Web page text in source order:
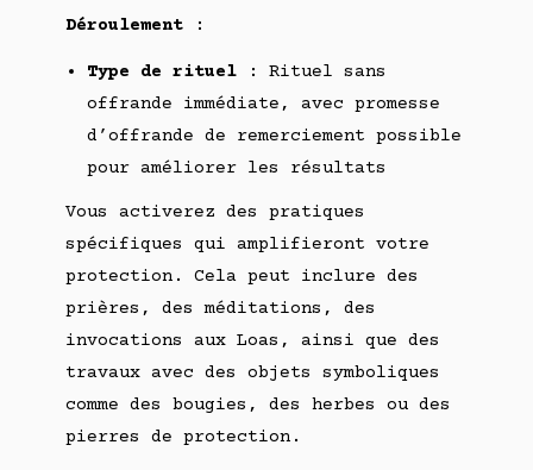
Déroulement :
Type de rituel : Rituel sans
offrande immédiate, avec promesse
d’offrande de remerciement possible
pour améliorer les résultats
Vous activerez des pratiques
spécifiques qui amplifieront votre
protection. Cela peut inclure des
prières, des méditations, des
invocations aux Loas, ainsi que des
travaux avec des objets symboliques
comme des bougies, des herbes ou des
pierres de protection.